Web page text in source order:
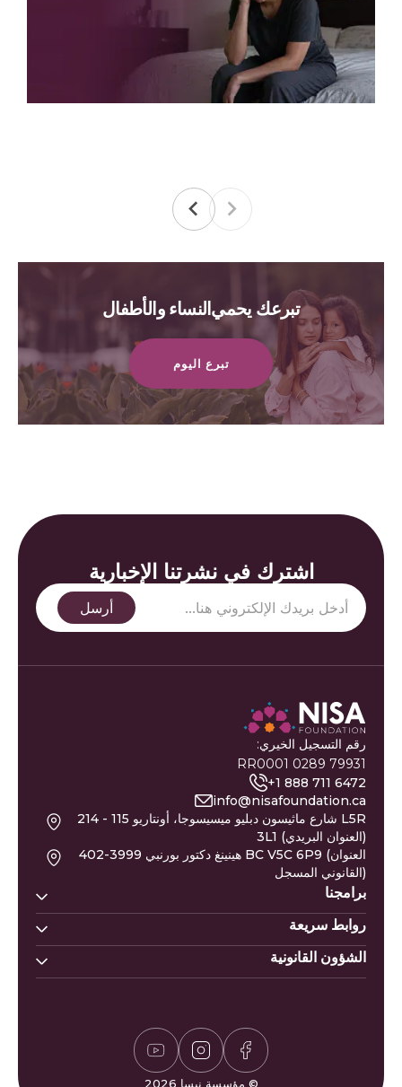
تبرعك يحمي النساء والأطفال
تبرع اليوم
اشترك في نشرتنا الإخبارية
رقم التسجيل الخيري:
79931 0289 RR0001
+1 888 711 6472
info@nisafoundation.ca
214 - 115 شارع ماثيسون دبليو ميسيسوجا، أونتاريو L5R
402-3999 هينينغ دكتور بورنبي BC V5C 6P9 (العنوان
برامجنا
خط مساعدة نيسا
روابط سريعة
تبرع
أسماء المواليد
التطوع
إشادات وشكاوى
الأسئلة الشائعة
الشؤون القانونية
سياسة المتبرعين
© مؤسسة نيسا 2026